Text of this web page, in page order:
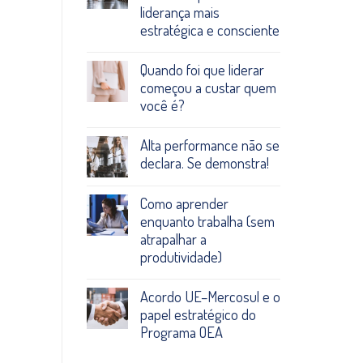
liderança mais
estratégica e consciente
Quando foi que liderar
começou a custar quem
você é?
Alta performance não se
declara. Se demonstra!
Como aprender
enquanto trabalha (sem
atrapalhar a
produtividade)
Acordo UE–Mercosul e o
papel estratégico do
Programa OEA